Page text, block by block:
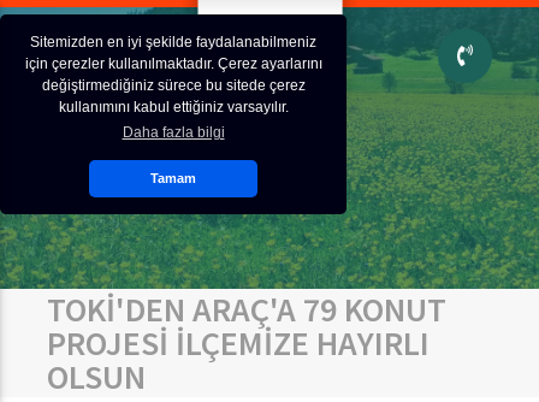
Sitemizden en iyi şekilde faydalanabilmeniz
için çerezler kullanılmaktadır. Çerez ayarlarını
değiştirmediğiniz sürece bu sitede çerez
kullanımını kabul ettiğiniz varsayılır.
Daha fazla bilgi
Tamam
TOKİ'DEN ARAÇ'A 79 KONUT
PROJESİ İLÇEMİZE HAYIRLI
OLSUN